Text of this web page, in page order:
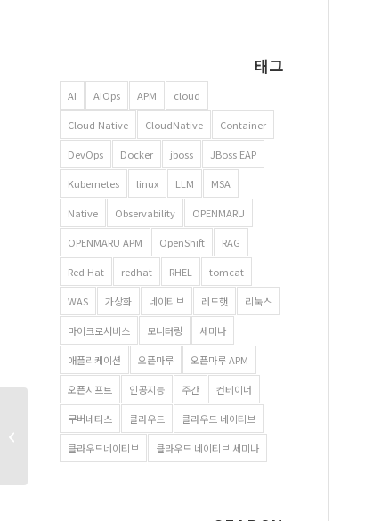
태그
AI AIOps APM cloud
Cloud Native CloudNative Container
DevOps Docker jboss JBoss EAP
Kubernetes linux LLM MSA
Native Observability OPENMARU
OPENMARU APM OpenShift RAG
Red Hat redhat RHEL tomcat
WAS 가상화 네이티브 레드햇 리눅스
마이크로서비스 모니터링 세미나
애플리케이션 오픈마루 오픈마루 APM
오픈시프트 인공지능 주간 컨테이너
쿠버네티스 클라우드 클라우드 네이티브
클라우드네이티브 클라우드 네이티브 세미나
모든 계란을 한 바구니에?
데이터센터 재난과
모놀리식 구조의...